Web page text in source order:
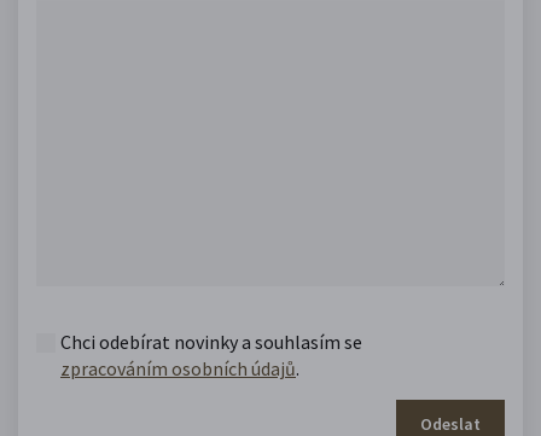
Chci odebírat novinky a souhlasím se
zpracováním osobních údajů.
Odeslat